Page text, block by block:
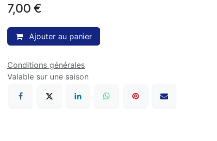
7,00 €
Ajouter au panier
Conditions générales
Valable sur une saison